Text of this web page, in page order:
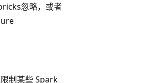
忽略，或者
制某些 Spark